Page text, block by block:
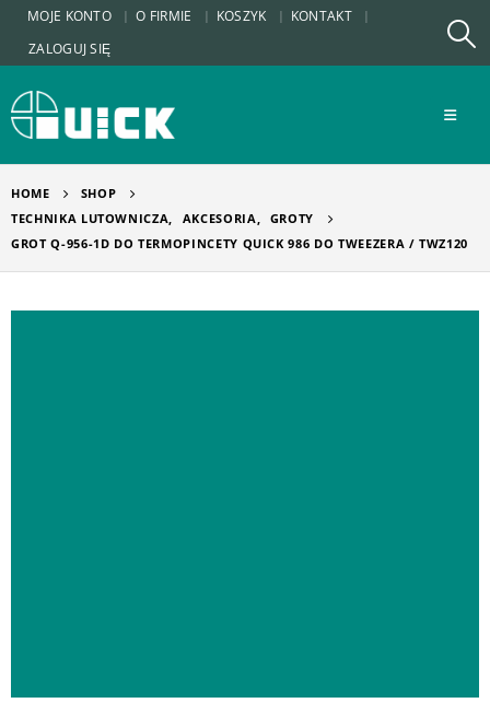
MOJE KONTO O FIRMIE KOSZYK
KONTAKT
ZALOGUJ SIĘ
HOME
SHOP
TECHNIKA LUTOWNICZA, AKCESORIA, GROTY
GROT Q-956-1D DO TERMOPINCETY QUICK 986 DO TWEEZERA / TWZ120